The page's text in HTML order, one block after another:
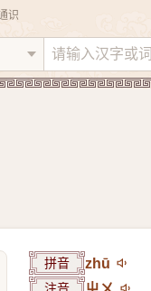
识
拼音 zhū